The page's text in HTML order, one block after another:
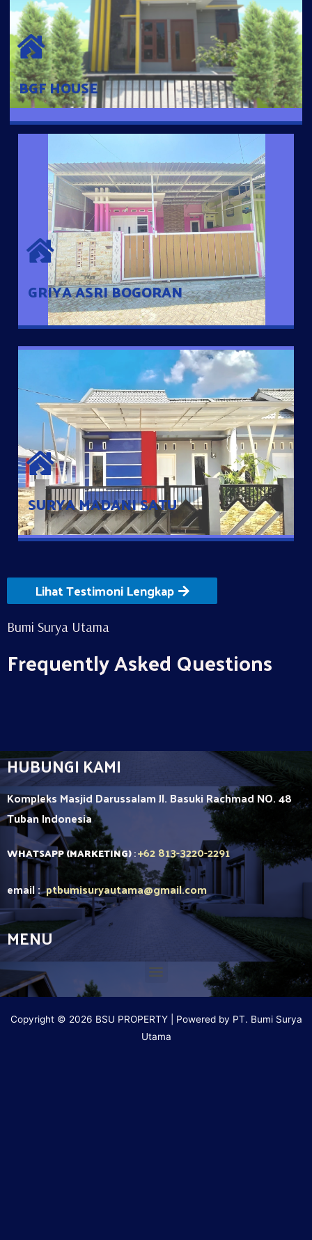
BGF HOUSE
BGF HOUSE
Hunian Mewah Pusat Kota dengan fasilitas Free Desain, Dapur,
Parkir Mobil dengan 3 Kamar Tidur dan 2 Kamar Mandi.
GRIYA ASRI BOGORAN
GRIYA ASRI BOGORAN
Desain Modern Minimalis dengan Konsep Rumah Pintar
Sehingga Memudahkan Penghuni mengakses rumahnya
dengan Ponsel
SURYA MADANI SATU
SURYA MADANI SATU
Satu-satunya Hunian nyaman dengan harga subsidi hanya 100
jutaan dengan lokasi strategis di Tuban
Lihat Testimoni Lengkap
Bumi Surya Utama
Frequently Asked Questions
HUBUNGI KAMI
Kompleks Masjid Darussalam Jl. Basuki Rachmad NO. 48
TubanIndonesia
WHATSAPP (MARKETING):+62 813-3220-2291
email :ptbumisuryautama@gmail.com
MENU
Copyright © 2026 BSU PROPERTY | Powered by PT. Bumi Surya
Utama